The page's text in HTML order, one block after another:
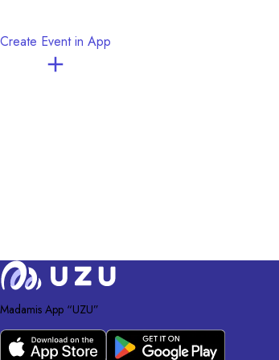
Create Event in App
Madamis App “UZU”